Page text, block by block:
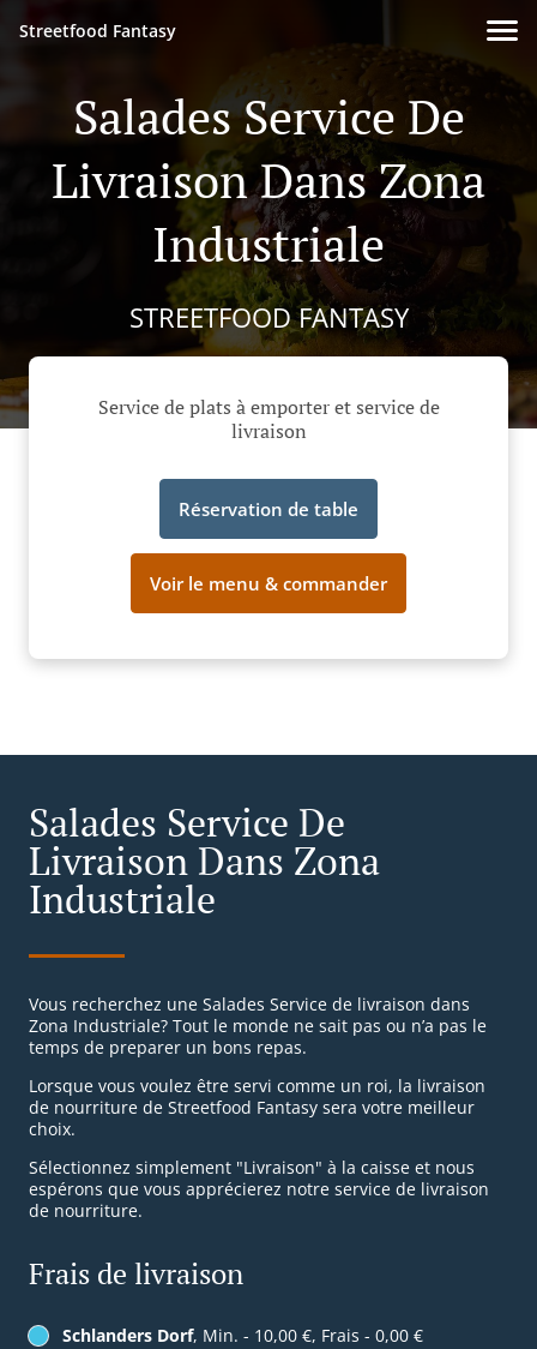
Streetfood Fantasy
Salades Service De
Livraison Dans Zona
Industriale
STREETFOOD FANTASY
Service de plats à emporter et service de
livraison
Réservation de table
Voir le menu & commander
Salades Service De
Livraison Dans Zona
Industriale
Vous recherchez une Salades Service de livraison dans
Zona Industriale? Tout le monde ne sait pas ou n’a pas le
temps de preparer un bons repas.
Lorsque vous voulez être servi comme un roi, la livraison
de nourriture de Streetfood Fantasy sera votre meilleur
choix.
Sélectionnez simplement "Livraison" à la caisse et nous
espérons que vous apprécierez notre service de livraison
de nourriture.
Frais de livraison
Schlanders Dorf, Min. - 10,00 €, Frais - 0,00 €